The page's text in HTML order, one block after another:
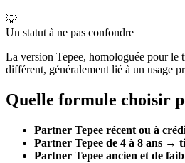
💡
Un statut à ne pas confondre
La version Tepee, homologuée pour le
différent, généralement lié à un usage
Quelle formule choisir
Partner Tepee récent ou à
Partner Tepee de 4 à 8 ans →
Partner Tepee ancien et de